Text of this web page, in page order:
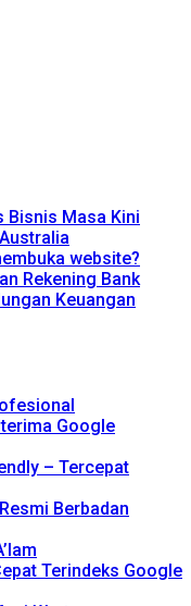
Bisnis Masa Kini
website?
Rekening Bank
Keuangan
Google
– Tercepat
Berbadan
Terindeks Google